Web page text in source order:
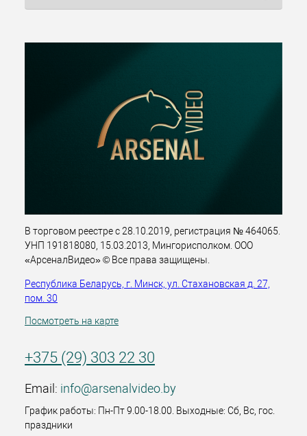
В торговом реестре с 28.10.2019, регистрация № 464065.
УНП 191818080, 15.03.2013, Мингорисполком. ООО
«АрсеналВидео» © Все права защищены.
Республика Беларусь, г. Минск, ул. Стахановская д. 27,
пом. 30
Посмотреть на карте
+375 (29) 303 22 30
Email: info@arsenalvideo.by
График работы: Пн-Пт 9.00-18.00. Выходные: Сб, Вс, гос.
праздники